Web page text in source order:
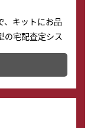
、キットにお品
の宅配査定シス
とが可能で